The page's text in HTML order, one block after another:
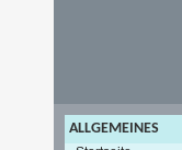
ALLGEMEINES